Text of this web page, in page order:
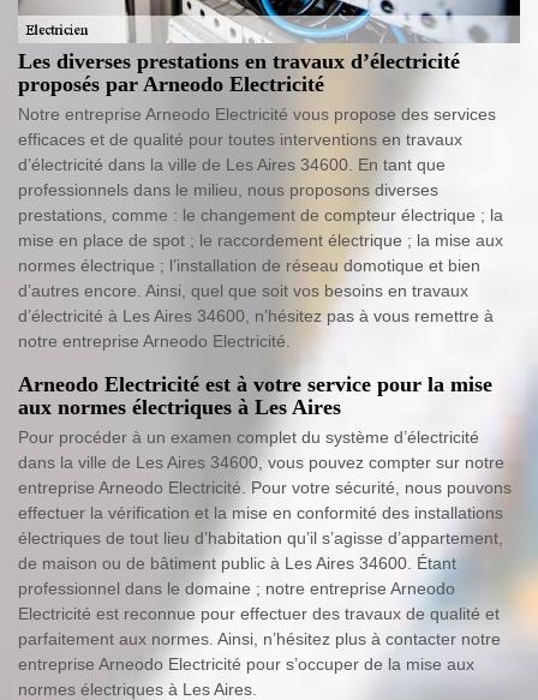
Les diverses prestations en travaux d’électricité
proposés par Arneodo Electricité
Notre entreprise Arneodo Electricité vous propose des services
efficaces et de qualité pour toutes interventions en travaux
d’électricité dans la ville de Les Aires 34600. En tant que
professionnels dans le milieu, nous proposons diverses
prestations, comme : le changement de compteur électrique ; la
mise en place de spot ; le raccordement électrique ; la mise aux
normes électrique ; l’installation de réseau domotique et bien
d’autres encore. Ainsi, quel que soit vos besoins en travaux
d’électricité à Les Aires 34600, n’hésitez pas à vous remettre à
notre entreprise Arneodo Electricité.
Arneodo Electricité est à votre service pour la mise
aux normes électriques à Les Aires
Pour procéder à un examen complet du système d’électricité
dans la ville de Les Aires 34600, vous pouvez compter sur notre
entreprise Arneodo Electricité. Pour votre sécurité, nous pouvons
effectuer la vérification et la mise en conformité des installations
électriques de tout lieu d’habitation qu’il s’agisse d’appartement,
de maison ou de bâtiment public à Les Aires 34600. Étant
professionnel dans le domaine ; notre entreprise Arneodo
Electricité est reconnue pour effectuer des travaux de qualité et
parfaitement aux normes. Ainsi, n’hésitez plus à contacter notre
entreprise Arneodo Electricité pour s’occuper de la mise aux
normes électriques à Les Aires.